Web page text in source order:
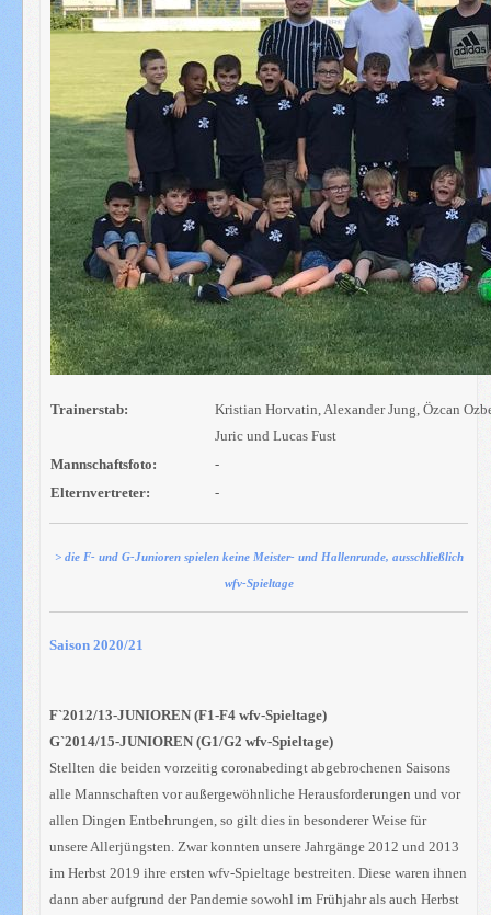
Trainerstab:
Kristian Horvatin, Alexander Jung, Özcan
Juric und Lucas Fust
Mannschaftsfoto:
-
Elternvertreter:
-
> die F- und G-Junioren spielen keine Meister- und Hallenrunde, ausschließlich
wfv-Spieltage
Saison 2020/21
F`2012/13-JUNIOREN (F1-F4 wfv-Spieltage)
G`2014/15-JUNIOREN (G1/G2 wfv-Spieltage)
Stellten die beiden vorzeitig coronabedingt abgebrochenen Saisons
alle Mannschaften vor außergewöhnliche Herausforderungen und vor
allen Dingen Entbehrungen, so gilt dies in besonderer Weise für
unsere Allerjüngsten. Zwar konnten unsere Jahrgänge 2012 und 2013
im Herbst 2019 ihre ersten wfv-Spieltage bestreiten. Diese waren ihnen
dann aber aufgrund der Pandemie sowohl im Frühjahr als auch Herbst